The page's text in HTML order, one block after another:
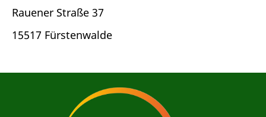
Rauener Straße 37
15517 Fürstenwalde